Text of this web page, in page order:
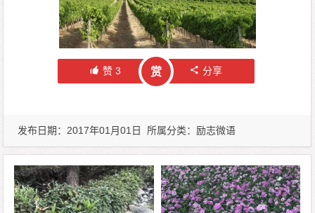
赞3 赏 分享
发布日期：2017年01月01日 所属分类： 励志微语